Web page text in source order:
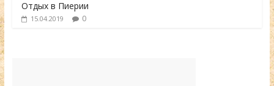
Отдых в Пиерии
15.04.2019 0